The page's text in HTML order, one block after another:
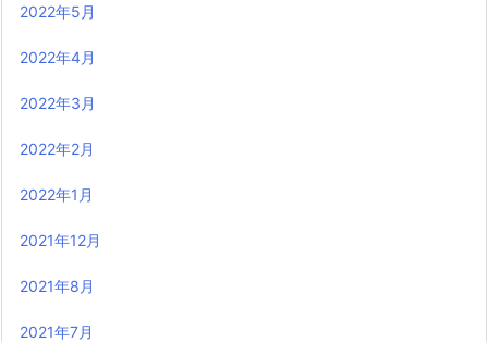
2022年5月
2022年4月
2022年3月
2022年2月
2022年1月
2021年12月
2021年8月
2021年7月